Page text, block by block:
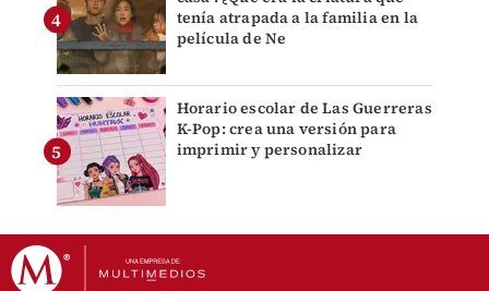
tenía atrapada a la familia en la
película de Ne
Horario escolar de Las Guerreras
K-Pop: crea una versión para
imprimir y personalizar